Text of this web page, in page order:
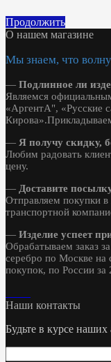
Продолжить
О нашем магазине
Мы знаем, что
— Подлинное ли
Являемся
«АргентА", «Русские
— Я получу скидку,
Любим радовать
цену.
— Доставите
Отправляем покупки
транспортной
— Изделие успеет
Обрабатываем заказ
серебро по Москве на
покупок, по России за
Наши контакты
Будьте в курсе